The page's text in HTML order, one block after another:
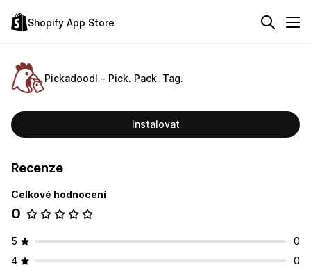
Shopify App Store
Pickadoodl ‑ Pick. Pack. Tag.
Instalovat
Recenze
Celkové hodnocení
0
5
0
4
0